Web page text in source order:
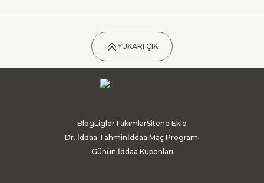
YUKARI ÇIK
BlogLiglerTakımlarSitene Ekle
Dr. İddaa Tahminİddaa Maç Programı
Günün İddaa Kuponları